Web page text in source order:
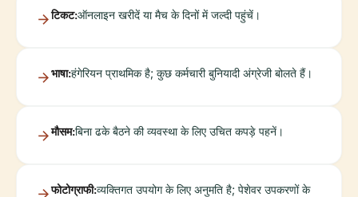
टिकट:ऑनलाइन खरीदें या मैच के दिनों में जल्दी पहुंचें।
भाषा:हंगेरियन प्राथमिक है; कुछ कर्मचारी बुनियादी अंग्रेजी बोलते हैं।
मौसम:बिना ढके बैठने की व्यवस्था के लिए उचित कपड़े पहनें।
फोटोग्राफी:व्यक्तिगत उपयोग के लिए अनुमति है; पेशेवर उपकरणों के